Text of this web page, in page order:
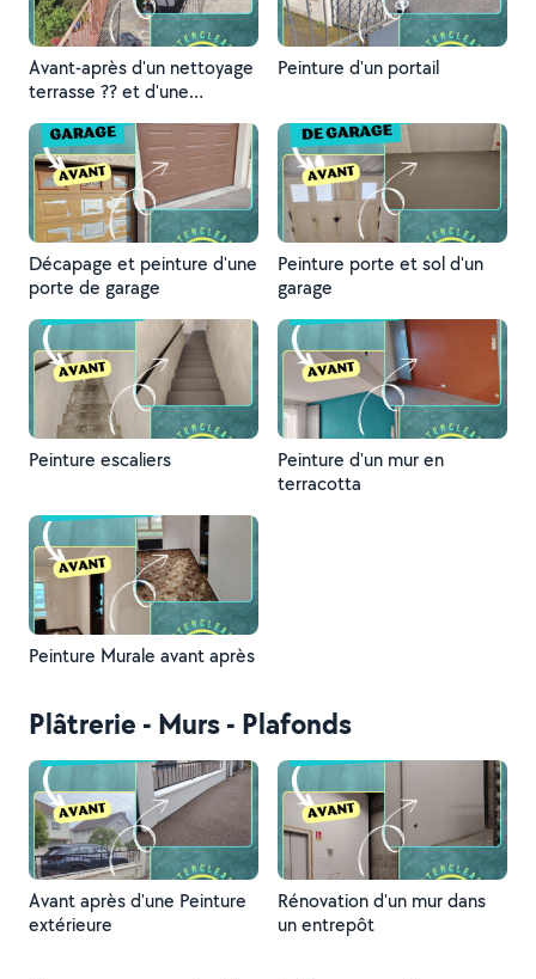
Avant-après d'un nettoyage
terrasse ?? et d'une
Peinture d'un portail
Décapage et peinture d'une
porte de garage
Peinture porte et sol d'un
garage
Peinture escaliers
Peinture d'un mur en
terracotta
Peinture Murale avant après
Plâtrerie - Murs - Plafonds
Avant après d'une Peinture
extérieure
Rénovation d'un mur dans
un entrepôt